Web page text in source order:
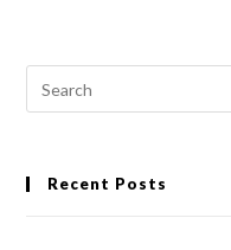
Recent Posts